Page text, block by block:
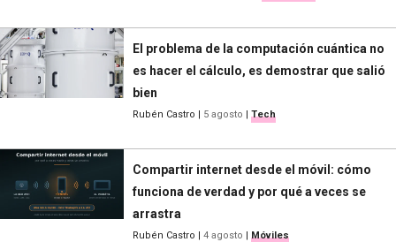
El problema de la computación cuántica no
es hacer el cálculo, es demostrar que salió
bien
Rubén Castro | 5 agosto | Tech
Compartir internet desde el móvil: cómo
funciona de verdad y por qué a veces se
arrastra
Rubén Castro | 4 agosto | Móviles